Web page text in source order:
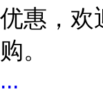
优惠，欢
购。
...